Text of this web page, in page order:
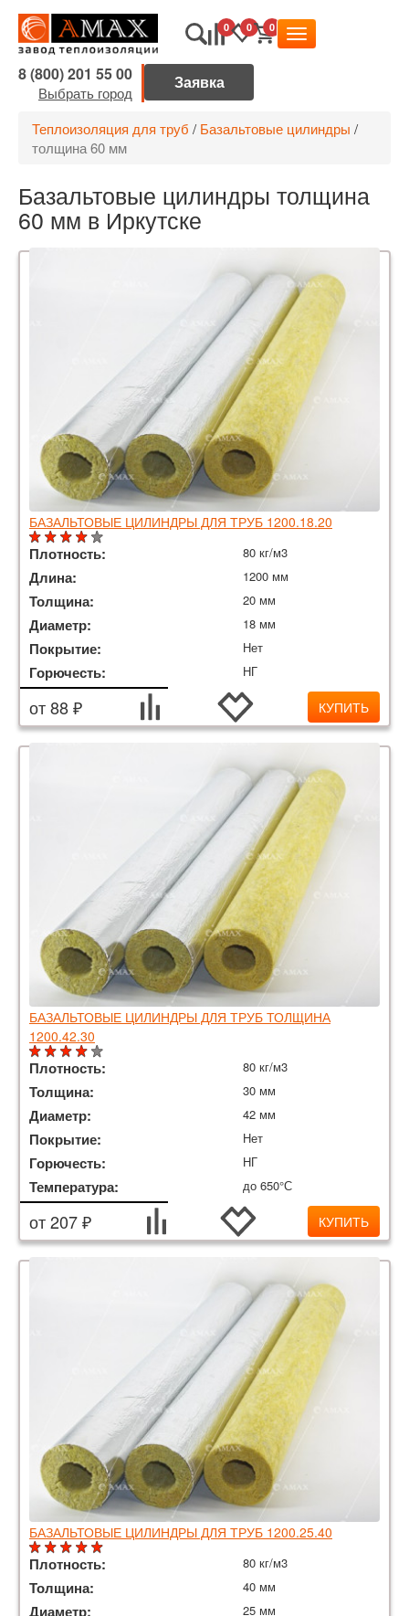
0 0 0
8 (800) 201 55 00
Выбрать город
Теплоизоляция для труб / Базальтовые цилиндры /
толщина 60 мм
Базальтовые цилиндры толщина
60 мм в Иркутске
БАЗАЛЬТОВЫЕ ЦИЛИНДРЫ ДЛЯ ТРУБ 1200.18.20
Плотность: 80 кг/м3
Длина: 1200 мм
Толщина: 20 мм
Диаметр: 18 мм
Покрытие: Нет
Горючесть: НГ
от 88 ₽ КУПИТЬ
БАЗАЛЬТОВЫЕ ЦИЛИНДРЫ ДЛЯ ТРУБ ТОЛЩИНА
1200.42.30
Плотность: 80 кг/м3
Толщина: 30 мм
Диаметр: 42 мм
Покрытие: Нет
Горючесть: НГ
Температура: до 650°С
от 207 ₽ КУПИТЬ
БАЗАЛЬТОВЫЕ ЦИЛИНДРЫ ДЛЯ ТРУБ 1200.25.40
Плотность: 80 кг/м3
Толщина: 40 мм
Диаметр: 25 мм